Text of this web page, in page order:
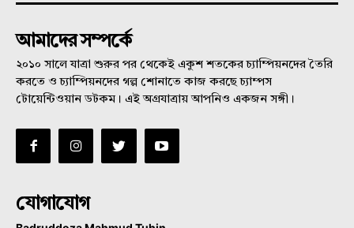
আমাদের সম্পর্কে
২০১০ সালে যাত্রা শুরুর পর থেকেই একুশ শতকের চ্যাম্পিয়নদের তৈরি
করতে ও চ্যাম্পিয়নদের গল্প শোনাতে কাজ করছে চ্যাম্পস
টোয়েন্টিওয়ান ডটকম। এই অগ্রযাত্রায় আপনিও একজন সঙ্গী।
যোগাযোগ